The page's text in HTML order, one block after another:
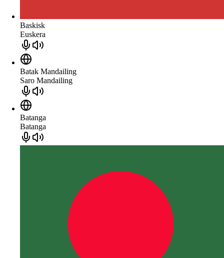
Baskisk
Euskera
Batak Mandailing
Saro Mandailing
Batanga
Batanga